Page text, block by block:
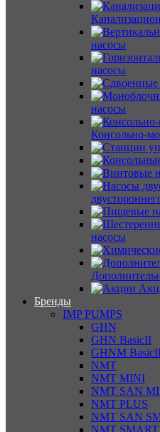
насосы
насосы
насосы
Консольно-
насосы
Бренды
IMP PUMPS
GHN
GHN BasicII
GHNM
NMT
NMT MINI
NMT SAN
NMT PLUS
NMT SAN
NMT SMART